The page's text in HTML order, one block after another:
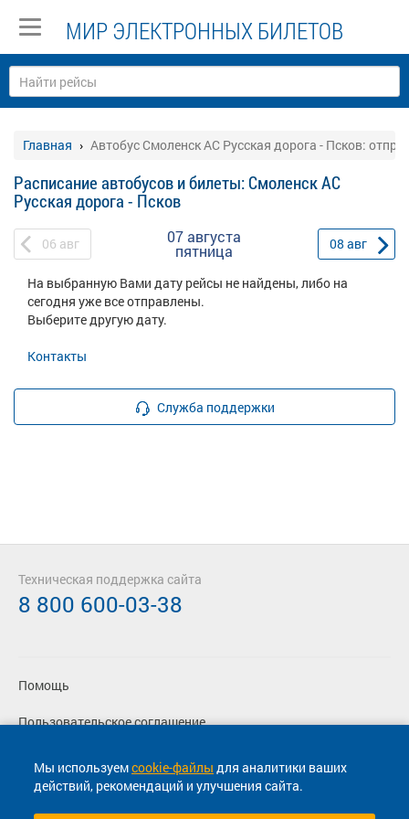
МИР ЭЛЕКТРОННЫХ БИЛЕТОВ
Главная Автобус Смоленск АС Русская дорога - Псков:
Расписание автобусов и билеты: Смоленск АС
Русская дорога - Псков
06 авг 07 августа
пятница 08 авг
На выбранную Вами дату рейсы не найдены, либо на
сегодня уже все отправлены.
Выберите другую дату.
Контакты
Служба поддержки
Мы используемcookie-файлы для аналитики ваших
действий, рекомендаций и улучшения сайта.
Помощь
Пользовательское соглашение
Политика конфиденциальности
Согласие на маркетинговые сообщения
Техническая поддержка сайта
8 800 600-03-38